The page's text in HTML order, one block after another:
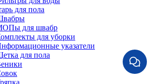
для пола
для швабр
для уборки
указатели
для пола